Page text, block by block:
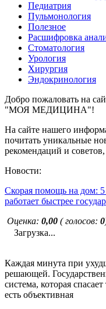
Педиатрия
Пульмонология
Полезное
Расшифровка
Стоматология
Урология
Хирургия
Эндокринология
Добро пожаловать на
"МОЯ МЕДИЦИНА"!
На сайте нашего
почитать уникальные
рекомендаций и
Новости:
Скорая помощь на дом: 5
работает быстрее
Оценка: 0,00 ( голосов: 0
Загрузка...
Каждая минута при
решающей.
система, которая
есть объективная